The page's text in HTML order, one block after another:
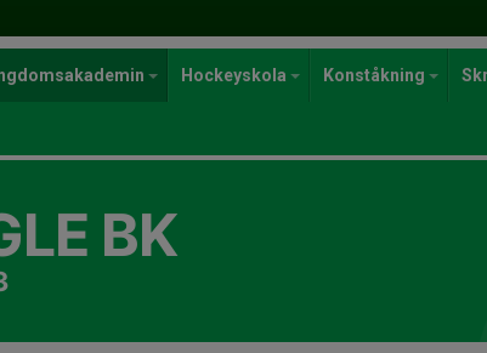
Hockeyskola Konståkning
BK